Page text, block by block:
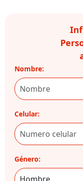
Nombre:
Celular:
Género: